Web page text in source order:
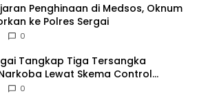
Penghinaan di Medsos, Oknum
ke Polres Sergai
0
Tangkap Tiga Tersangka
Lewat Skema Control
0